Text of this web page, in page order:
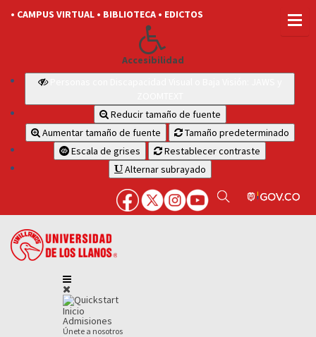
• CAMPUS VIRTUAL • BIBLIOTECA • EDICTOS
Accesibilidad
Reducir tamaño de fuente
Aumentar tamaño de fuente
Tamaño predeterminado
Escala de grises
Restablecer contraste
Alternar subrayado
Inicio
Admisiones
Únete a nosotros